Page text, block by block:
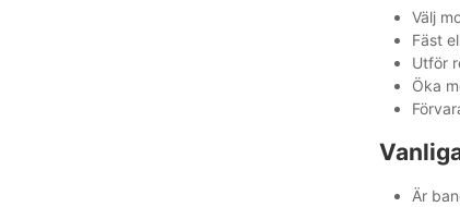
Välj
Fäst
Utför
Öka
Är